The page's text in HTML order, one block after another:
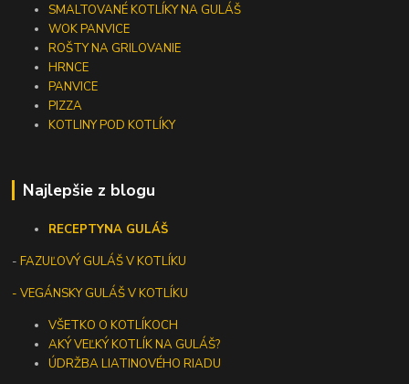
SMALTOVANÉ KOTLÍKY NA GULÁŠ
WOK PANVICE
ROŠTY NA GRILOVANIE
HRNCE
PANVICE
PIZZA
KOTLINY POD KOTLÍKY
Najlepšie z blogu
RECEPTYNA GULÁŠ
-FAZUĽOVÝ GULÁŠ V KOTLÍKU
- VEGÁNSKY GULÁŠ V KOTLÍKU
VŠETKO O KOTLÍKOCH
AKÝ VEĽKÝ KOTLÍK NA GULÁŠ?
ÚDRŽBA LIATINOVÉHO RIADU